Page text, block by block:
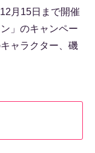
月15日まで開催
」のキャンペー
ャラクター、磯